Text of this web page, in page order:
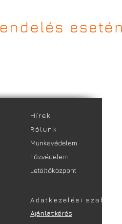
​Hírek
Rólunk
Munkavédelem
Tűzvédelem
Letöltőközpont
Adatkezelési
Ajánlatkérés